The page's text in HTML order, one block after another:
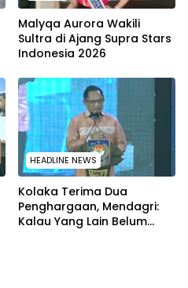
Malyqa Aurora Wakili
Sultra di Ajang Supra Stars
Indonesia 2026
HEADLINE NEWS
Kolaka Terima Dua
Penghargaan, Mendagri:
Kalau Yang Lain Belum